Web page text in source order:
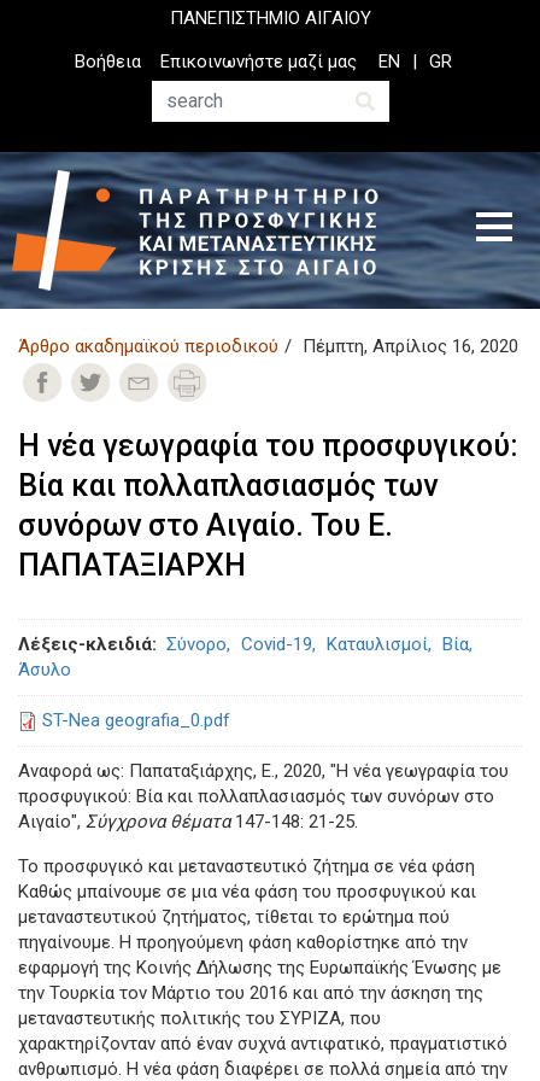
ΠΑΝΕΠΙΣΤΗΜΙΟ ΑΙΓΑΙΟΥ
Top
Header
Βοήθεια
Επικοινωνήστε μαζί μας
Αναζήτηση
EN GR
Άρθρο ακαδημαϊκoύ περιοδικού Πέμπτη, Απρίλιος 16, 2020
Η νέα γεωγραφία του προσφυγικού:
Βία και πολλαπλασιασμός των
συνόρων στο Αιγαίο. Του Ε.
ΠΑΠΑΤΑΞΙΑΡΧΗ
Λέξεις-κλειδιά Σύνορο Covid-19 Καταυλισμοί
Βία
Άσυλο
ST-Nea geografia_0.pdf
Αναφορά ως: Παπαταξιάρχης, Ε., 2020, "Η νέα γεωγραφία του
προσφυγικού: Βία και πολλαπλασιασμός των συνόρων στο
Αιγαίο", Σύγχρονα θέματα147-148: 21-25.
Το προσφυγικό και μεταναστευτικό ζήτημα σε νέα φάση
Καθώς μπαίνουμε σε μια νέα φάση του προσφυγικού και
μεταναστευτικού ζητήματος, τίθεται το ερώτημα πού
πηγαίνουμε. Η προηγούμενη φάση καθορίστηκε από την
εφαρμογή της Κοινής Δήλωσης της Ευρωπαϊκής Ένωσης με
την Τουρκία τον Μάρτιο του 2016 και από την άσκηση της
μεταναστευτικής πολιτικής του ΣΥΡΙΖΑ, που
χαρακτηρίζονταν από έναν συχνά αντιφατικό, πραγματιστικό
ανθρωπισμό. Η νέα φάση διαφέρει σε πολλά σημεία από την